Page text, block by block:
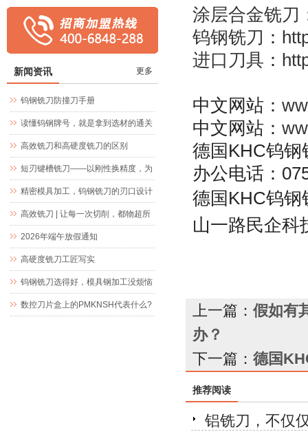
涂层合金铣刀
钨钢铣刀 ：
进口刀具 ：
中文网站：
中文网站：
德国KHC钨
办公电话：
德国 KHC钨钢
山一路民企科
上一篇： 假如有
办？
下一篇： 德国
推荐阅读
铝铣刀，不仅
新闻资讯 更多
钨钢铣刀防撞刀手册
读懂钨钢牌号，就是拿到选材的通关
文牒
高效铣刀和高硬度铣刀的区别
短刃键槽铣刀——以刚性换精度，为
精密键槽加工而生
精密模具加工，钨钢铣刀的刃口设计
究竟藏着什么玄机
高效铣刀 | 让每一次切削，都物超所
值
2026年端午放假通知
高硬度铣刀工匠写实
钨钢铣刀选得好，模具钢加工没烦恼
数控刀片盒上的PMKNSH代表什么?